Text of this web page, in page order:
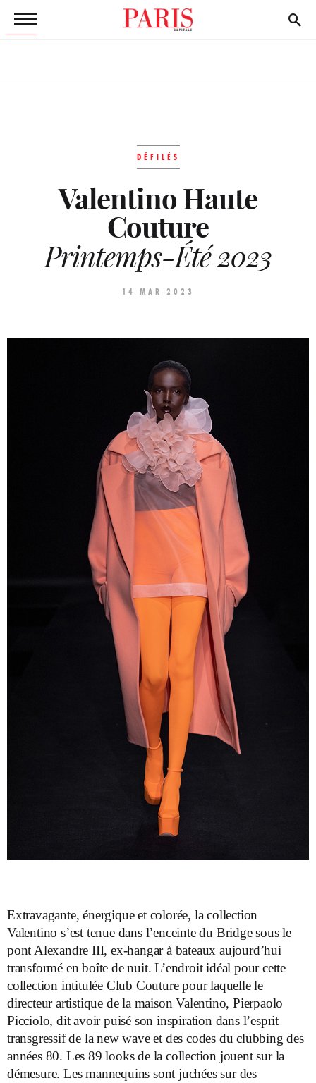
DÉFILÉS
Valentino Haute
Couture
Printemps-Été 2023
14 MAR 2023
Extravagante, énergique et colorée, la collection
Valentino s’est tenue dans l’enceinte du Bridge sous le
pont Alexandre III, ex-hangar à bateaux aujourd’hui
transformé en boîte de nuit. L’endroit idéal pour cette
collection intitulée Club Couture pour laquelle le
directeur artistique de la maison Valentino, Pierpaolo
Picciolo, dit avoir puisé son inspiration dans l’esprit
transgressif de la new wave et des codes du clubbing des
années 80. Les 89 looks de la collection jouent sur la
démesure. Les mannequins sont juchées sur des